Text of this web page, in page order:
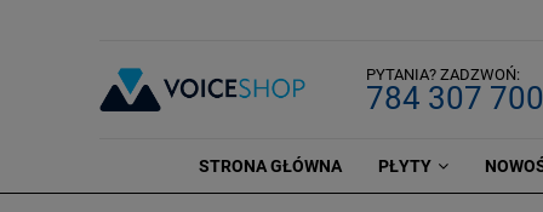
PYTANIA? ZADZWOŃ:
784 307 700
STRONA GŁÓWNA PŁYTY